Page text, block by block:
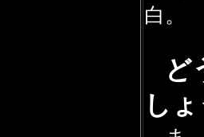
白。
ど
し